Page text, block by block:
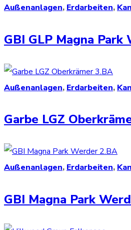
Außenanlagen, Erdarbeiten,
GBI GLP Magna Park
Außenanlagen, Erdarbeiten,
Garbe LGZ
Außenanlagen, Erdarbeiten,
GBI Magna Park